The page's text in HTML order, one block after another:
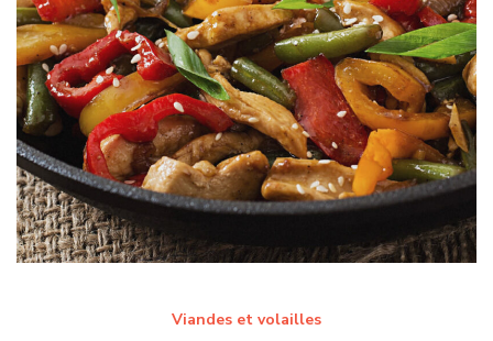
Viandes et volailles